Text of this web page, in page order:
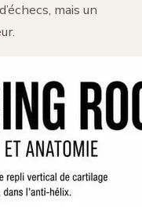
mais un